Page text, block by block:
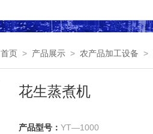
首页 > 产品展示 > 农产品加工设备 >
花生蒸煮机
产品型号： YT—1000